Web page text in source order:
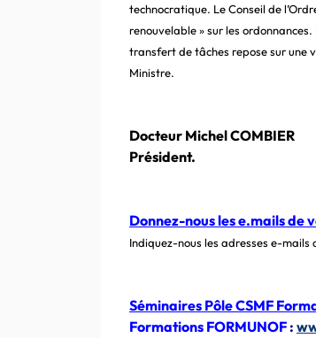
technocratique. Le Conseil de
renouvelable » sur les
transfert de tâches repose sur une
Ministre.
Docteur Michel COMBIER
Président.
Donnez-nous les e.mails de
Indiquez-nous les adresses e-
Séminaires Pôle CSMF
Formations FORMUNOF :